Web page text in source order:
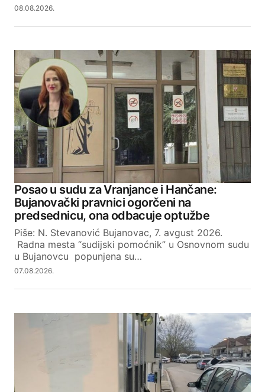
08.08.2026.
Posao u sudu za Vranjance i Hančane:
Bujanovački pravnici ogorčeni na
predsednicu, ona odbacuje optužbe
Piše: N. Stevanović Bujanovac, 7. avgust 2026.
Radna mesta “sudijski pomoćnik” u Osnovnom sudu
u Bujanovcu popunjena su…
07.08.2026.